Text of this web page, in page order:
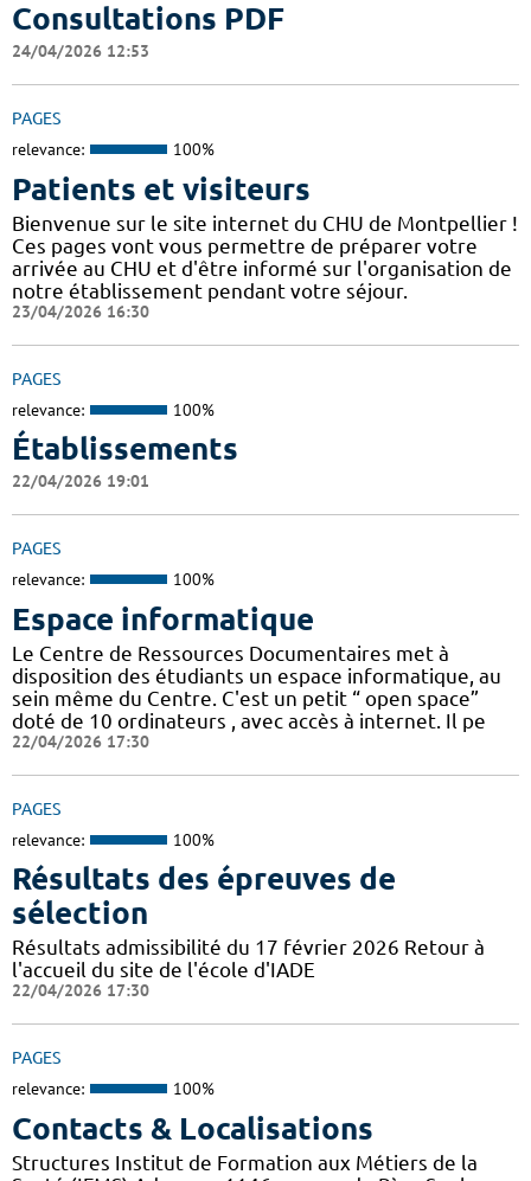
Consultations PDF
24/04/2026 12:53
PAGES
relevance: 100%
Patients et visiteurs
Bienvenue sur le site internet du CHU de Montpellier !
Ces pages vont vous permettre de préparer votre
arrivée au CHU et d'être informé sur l'organisation de
notre établissement pendant votre séjour.
23/04/2026 16:30
PAGES
relevance: 100%
Établissements
22/04/2026 19:01
PAGES
relevance: 100%
Espace informatique
Le Centre de Ressources Documentaires met à
disposition des étudiants un espace informatique, au
sein même du Centre. C'est un petit “ open space”
doté de 10 ordinateurs , avec accès à internet. Il pe
22/04/2026 17:30
PAGES
relevance: 100%
Résultats des épreuves de
sélection
Résultats admissibilité du 17 février 2026 Retour à
l'accueil du site de l'école d'IADE
22/04/2026 17:30
PAGES
relevance: 100%
Contacts & Localisations
Structures Institut de Formation aux Métiers de la